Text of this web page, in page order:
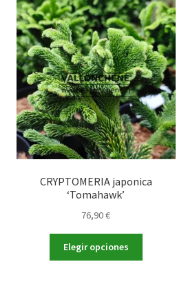
CRYPTOMERIA japonica
‘Tomahawk’
76,90€
Elegir opciones